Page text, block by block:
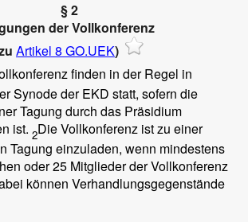
§ 2
der Vollkonferenz
Artikel 8 GO.UEK)
finden in der Regel in
Synode der EKD statt, sofern die
Tagung durch das Präsidium
ist. 2Die Vollkonferenz ist zu einer
Tagung einzuladen, wenn mindestens
oder 25 Mitglieder der Vollkonferenz
können Verhandlungsgegenstände